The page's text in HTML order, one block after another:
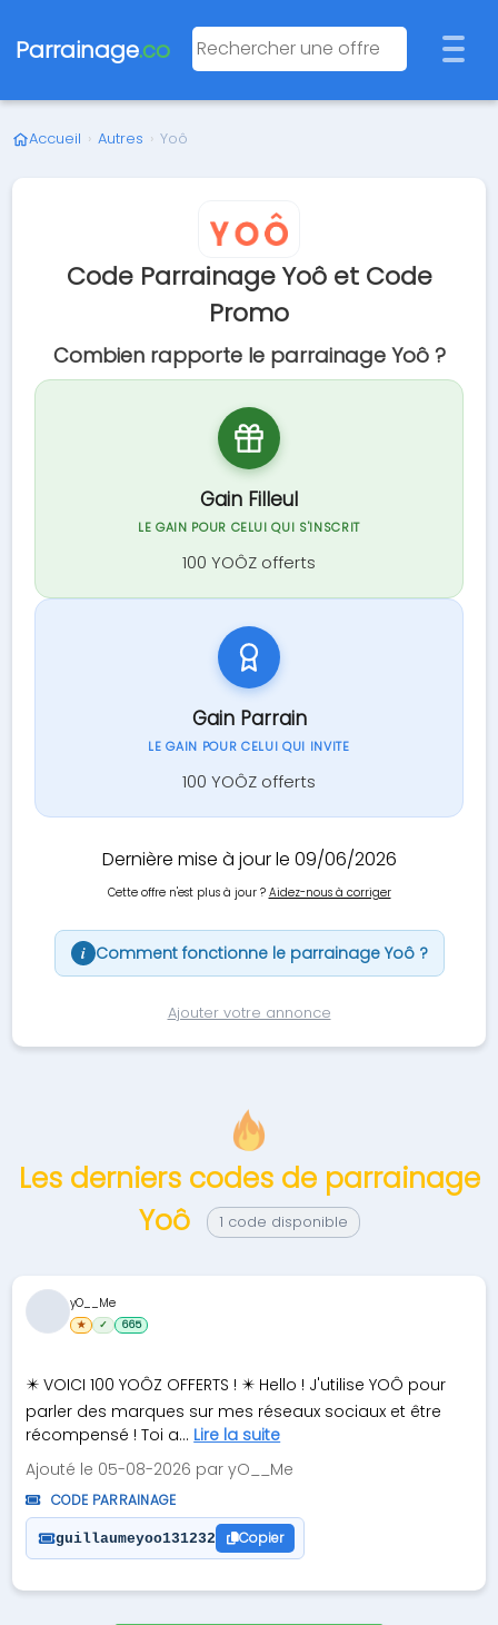
Parrainage.co
Accueil › Autres › Yoô
Code Parrainage Yoô et Code
Promo
Combien rapporte le parrainage Yoô ?
Gain Filleul
LE GAIN POUR CELUI QUI S'INSCRIT
100 YOÔZ offerts
Gain Parrain
LE GAIN POUR CELUI QUI INVITE
100 YOÔZ offerts
Dernière mise à jour le 09/06/2026
Cette offre n'est plus à jour ? Aidez-nous à corriger
i Comment fonctionne le parrainage Yoô ?
Ajouter votre annonce
Les derniers codes de parrainage
Yoô
1 code disponible
✴️ VOICI 100 YOÔZ OFFERTS ! ✴️ Hello ! J'utilise YOÔ pour
parler des marques sur mes réseaux sociaux et être
récompensé ! Toi a... Lire la suite
Ajouté le 05-08-2026 par yO__Me
CODE PARRAINAGE
guillaumeyoo131232 Copier
yO__Me
★ ✓ 665